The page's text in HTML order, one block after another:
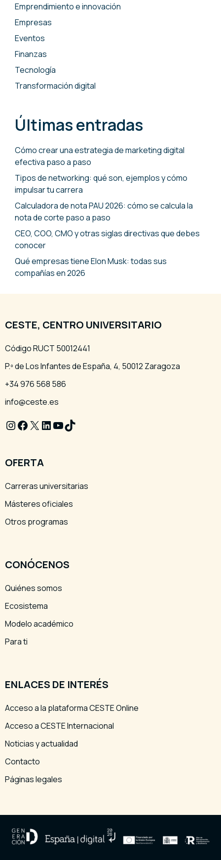
Emprendimiento e innovación
Empresas
Eventos
Finanzas
Tecnología
Transformación digital
Últimas entradas
Cómo crear una estrategia de marketing digital
efectiva paso a paso
Tipos de networking: qué son, ejemplos y cómo
impulsar tu carrera
Calculadora de nota PAU 2026: cómo se calcula la
nota de corte paso a paso
CEO, COO, CMO y otras siglas directivas que debes
conocer
Qué empresas tiene Elon Musk: todas sus
compañías en 2026
CESTE, CENTRO UNIVERSITARIO
Código RUCT 50012441
P.º de Los Infantes de España, 4, 50012 Zaragoza
+34 976 568 586
info@ceste.es
Instagram
Facebook
X LinkedIn
YouTube
TikTok
OFERTA
Carreras universitarias
Másteres oficiales
Otros programas
CONÓCENOS
Quiénes somos
Ecosistema
Modelo académico
Para ti
ENLACES DE INTERÉS
Acceso a la plataforma CESTE Online
Acceso a CESTE Internacional
Noticias y actualidad
Contacto
Páginas legales